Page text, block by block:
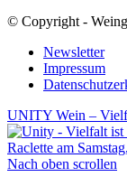
© Copyright -
Newsletter
Impressum
UNITY Wein –
Raclette am
Nach oben scrollen